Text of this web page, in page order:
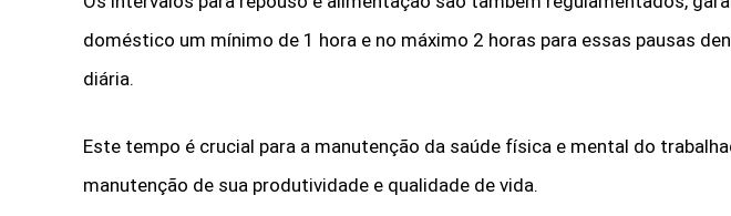
doméstico um mínimo de 1 hora e no máximo 2 horas para essas pausas
diária.
Este tempo é crucial para a manutenção da saúde física e mental do
manutenção de sua produtividade e qualidade de vida.